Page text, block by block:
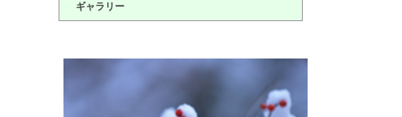
ギャラリー